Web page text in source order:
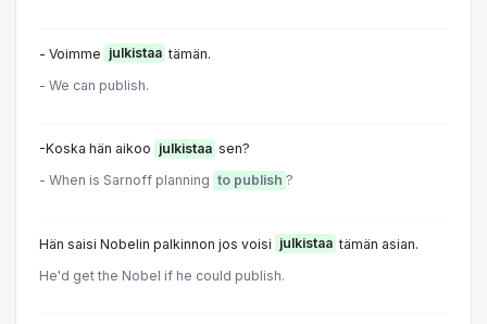
- Voimme julkistaa tämän.
- We can publish.
-Koska hän aikoo julkistaa sen?
- When is Sarnoff planning to publish ?
Hän saisi Nobelin palkinnon jos voisi julkistaa tämän asian.
He'd get the Nobel if he could publish.